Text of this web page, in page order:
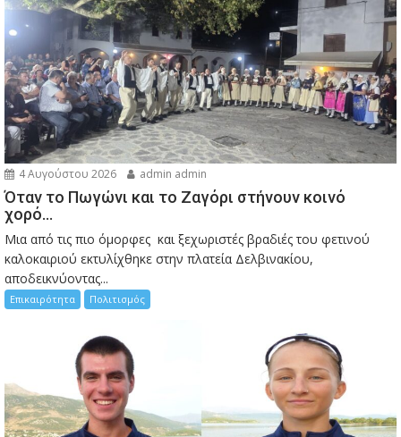
4 Αυγούστου 2026 admin admin
Όταν το Πωγώνι και το Ζαγόρι στήνουν κοινό
χορό…
Μια από τις πιο όμορφες και ξεχωριστές βραδιές του φετινού
καλοκαιριού εκτυλίχθηκε στην πλατεία Δελβινακίου,
αποδεικνύοντας...
Επικαιρότητα Πολιτισμός